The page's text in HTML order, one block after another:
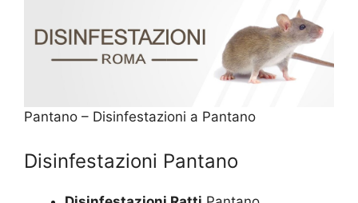
Pantano – Disinfestazioni a Pantano
Disinfestazioni Pantano